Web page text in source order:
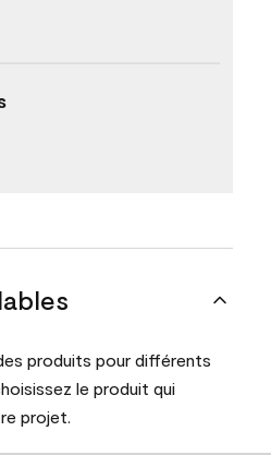
produits pour différents
le produit qui
projet.